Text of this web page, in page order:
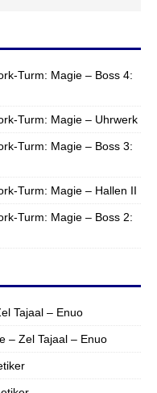
Turm: Magie – Boss 4:
Turm: Magie – Uhrwerk
Turm: Magie – Boss 3:
Turm: Magie – Hallen II
Turm: Magie – Boss 2:
Tajaal – Enuo
– Zel Tajaal – Enuo